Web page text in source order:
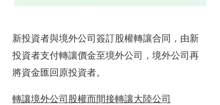
新投資者與境外公司簽訂股權轉讓合同，由新
投資者支付轉讓價金至境外公司，境外公司再
將資金匯回原投資者。
轉讓境外公司股權而間接轉讓大陸公司